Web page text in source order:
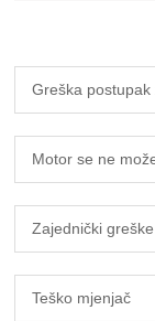
Greška
Motor se ne
Zajednički
Teško mjenjač